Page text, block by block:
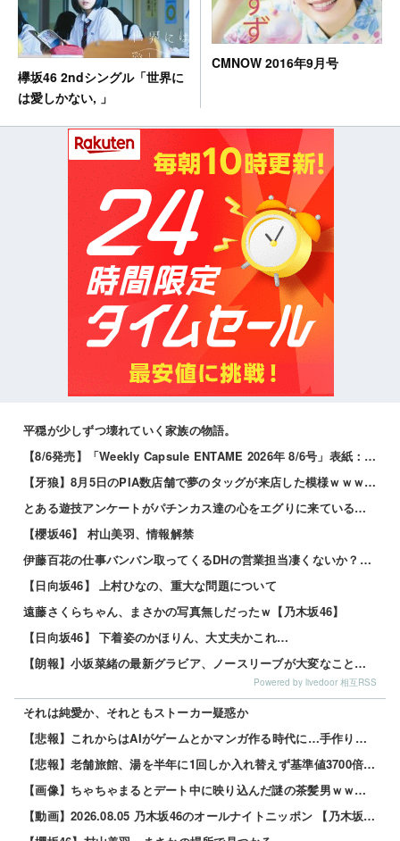
欅坂46 2ndシングル「世界に
は愛しかない, 」
CMNOW 2016年9月号
平穏が少しずつ壊れていく家族の物語。
【8/6発売】「Weekly Capsule ENTAME 2026年 8/6号」表紙：松本日向 / 三田悠貴 南雲るい 月海つくね
【牙狼】8月5日のPIA数店舗で夢のタッグが来店した模様ｗｗｗｗｗ
とある遊技アンケートがパチンカス達の心をエグりに来ていると話題ｗｗｗｗｗ
【櫻坂46】 村山美羽、情報解禁
伊藤百花の仕事バンバン取ってくるDHの営業担当凄くないか？今年のボーナス凄いことになりそう！！【AKB48いともも】
【日向坂46】 上村ひなの、重大な問題について
遠藤さくらちゃん、まさかの写真無しだったｗ【乃木坂46】
【日向坂46】 下着姿のかほりん、大丈夫かこれ…
【朗報】小坂菜緒の最新グラビア、ノースリーブが大変なことになってるって...
Powered by livedoor 相互RSS
それは純愛か、それともストーカー疑惑か
【悲報】これからはAIがゲームとかマンガ作る時代に…手作りはオワコン？ 他
【悲報】老舗旅館、湯を半年に1回しか入れ替えず基準値3700倍のレジオネラ菌増殖…その理由がこれｗｗｗｗ 他
【画像】ちゃちゃまるとデート中に映り込んだ謎の茶髪男ｗｗｗｗｗ 他
【動画】2026.08.05 乃木坂46のオールナイトニッポン 【乃木坂46 井上和】